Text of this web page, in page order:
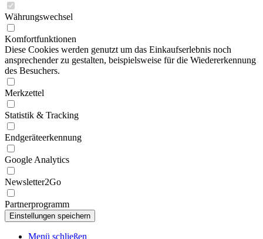
Währungswechsel
Komfortfunktionen
Diese Cookies werden genutzt um das Einkaufserlebnis noch
ansprechender zu gestalten, beispielsweise für die Wiedererkennung
des Besuchers.
Merkzettel
Statistik & Tracking
Endgeräteerkennung
Google Analytics
Newsletter2Go
Partnerprogramm
Menü schließen